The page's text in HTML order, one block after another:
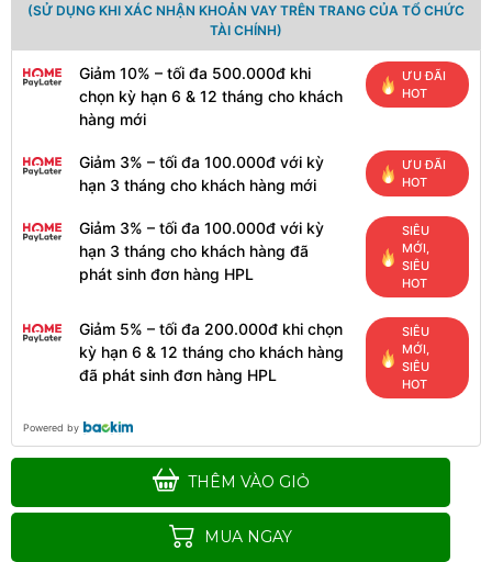
(SỬ DỤNG KHI XÁC NHẬN KHOẢN VAY TRÊN TRANG CỦA TỔ CHỨC
TÀI CHÍNH)
Giảm 10% – tối đa 500.000đ khi
chọn kỳ hạn 6 & 12 tháng cho khách
hàng mới
ƯU ĐÃI
HOT
Giảm 3% – tối đa 100.000đ với kỳ
hạn 3 tháng cho khách hàng mới
ƯU ĐÃI
HOT
Giảm 3% – tối đa 100.000đ với kỳ
hạn 3 tháng cho khách hàng đã
phát sinh đơn hàng HPL
SIÊU
MỚI,
SIÊU
HOT
Giảm 5% – tối đa 200.000đ khi chọn
kỳ hạn 6 & 12 tháng cho khách hàng
đã phát sinh đơn hàng HPL
SIÊU
MỚI,
SIÊU
HOT
Powered by
THÊM VÀO GIỎ
MUA NGAY